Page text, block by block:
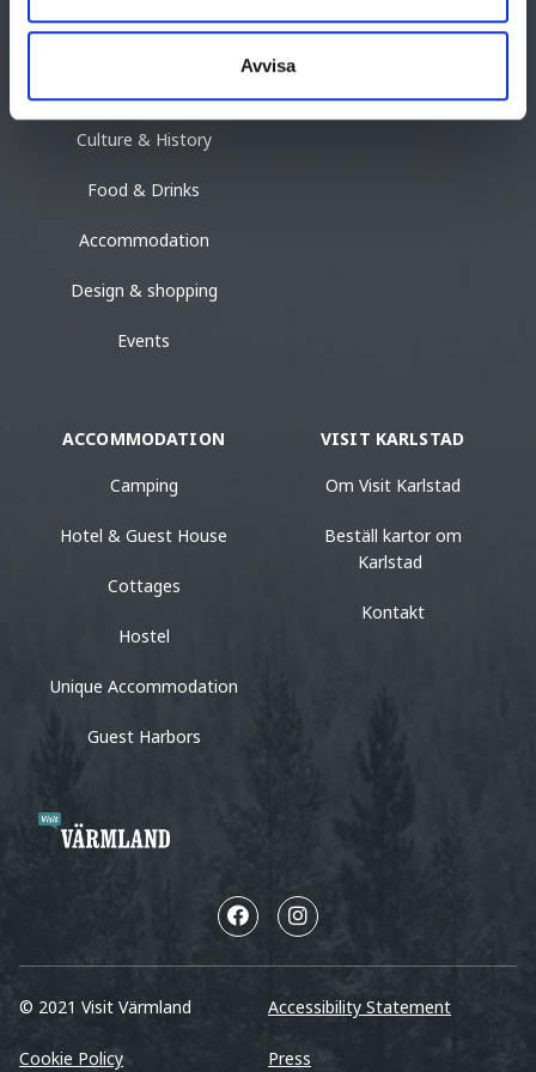
Avvisa
Culture & History
Food & Drinks
Accommodation
Design & shopping
Events
ACCOMMODATION
Camping
Hotel & Guest House
Cottages
Hostel
Unique Accommodation
Guest Harbors
VISIT KARLSTAD
Om Visit Karlstad
Beställ kartor om
Karlstad
Kontakt
© 2021 Visit Värmland Accessibility Statement
Cookie Policy Press